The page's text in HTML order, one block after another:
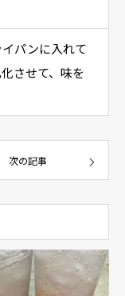
パンに入れて
させて、味を
次の記事